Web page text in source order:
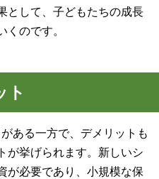
として、子どもたちの成長
くのです。
ト
ある一方で、デメリットも
が挙げられます。新しいシ
が必要であり、小規模な保